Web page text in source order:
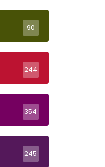
90
244
354
245